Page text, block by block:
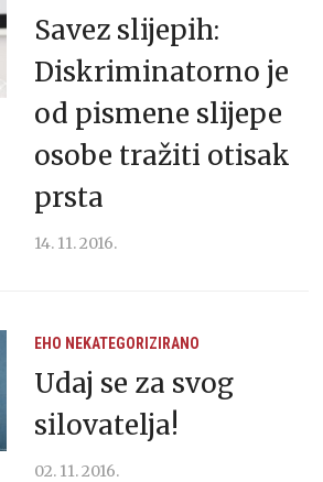
Savez slijepih:
Diskriminatorno je
od pismene slijepe
osobe tražiti otisak
prsta
14. 11. 2016.
EHO NEKATEGORIZIRANO
Udaj se za svog
silovatelja!
02. 11. 2016.